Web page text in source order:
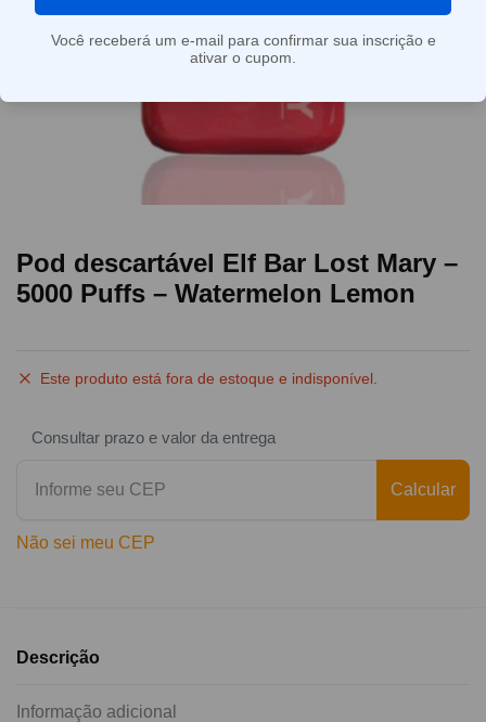
Pod descartável Elf Bar Lost Mary –
5000 Puffs – Watermelon Lemon
Este produto está fora de estoque e indisponível.
Consultar prazo e valor da entrega
Calcular
Não sei meu CEP
Descrição
Informação adicional
Você receberá um e-mail para confirmar sua inscrição e
ativar o cupom.